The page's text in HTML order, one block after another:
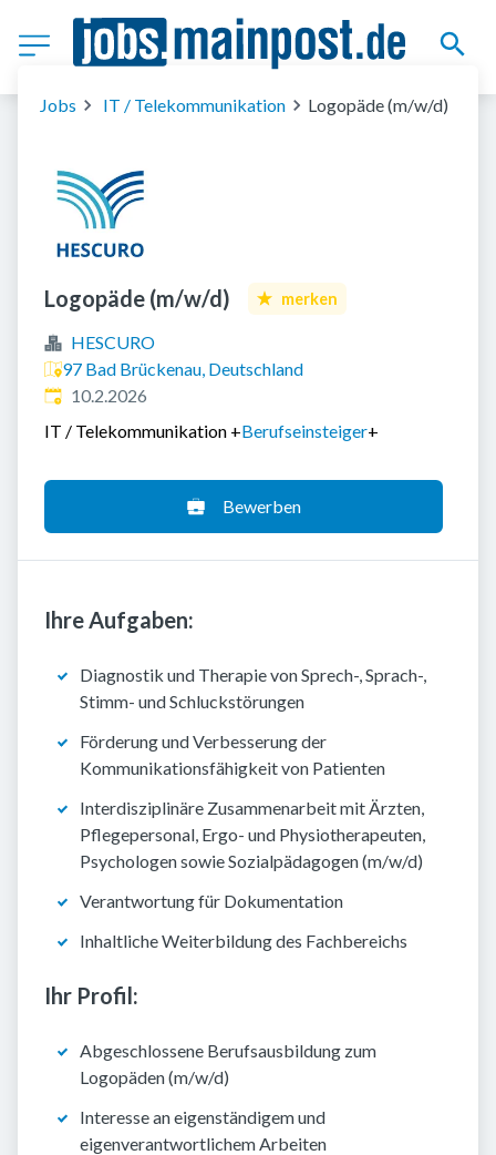
Jobs IT / Telekommunikation Logopäde (m/w/d)
Logopäde (m/w/d) merken
HESCURO
97 Bad Brückenau, Deutschland
Veröffentlicht
10.2.2026
IT / Telekommunikation +Berufseinsteiger+
Bewerben
Ihre Aufgaben:
Diagnostik und Therapie von Sprech-, Sprach-,
Stimm- und Schluckstörungen
Förderung und Verbesserung der
Kommunikationsfähigkeit von Patienten
Interdisziplinäre Zusammenarbeit mit Ärzten,
Pflegepersonal, Ergo- und Physiotherapeuten,
Psychologen sowie Sozialpädagogen (m/w/d)
Verantwortung für Dokumentation
Inhaltliche Weiterbildung des Fachbereichs
Ihr Profil:
Abgeschlossene Berufsausbildung zum
Logopäden (m/w/d)
Interesse an eigenständigem und
eigenverantwortlichem Arbeiten